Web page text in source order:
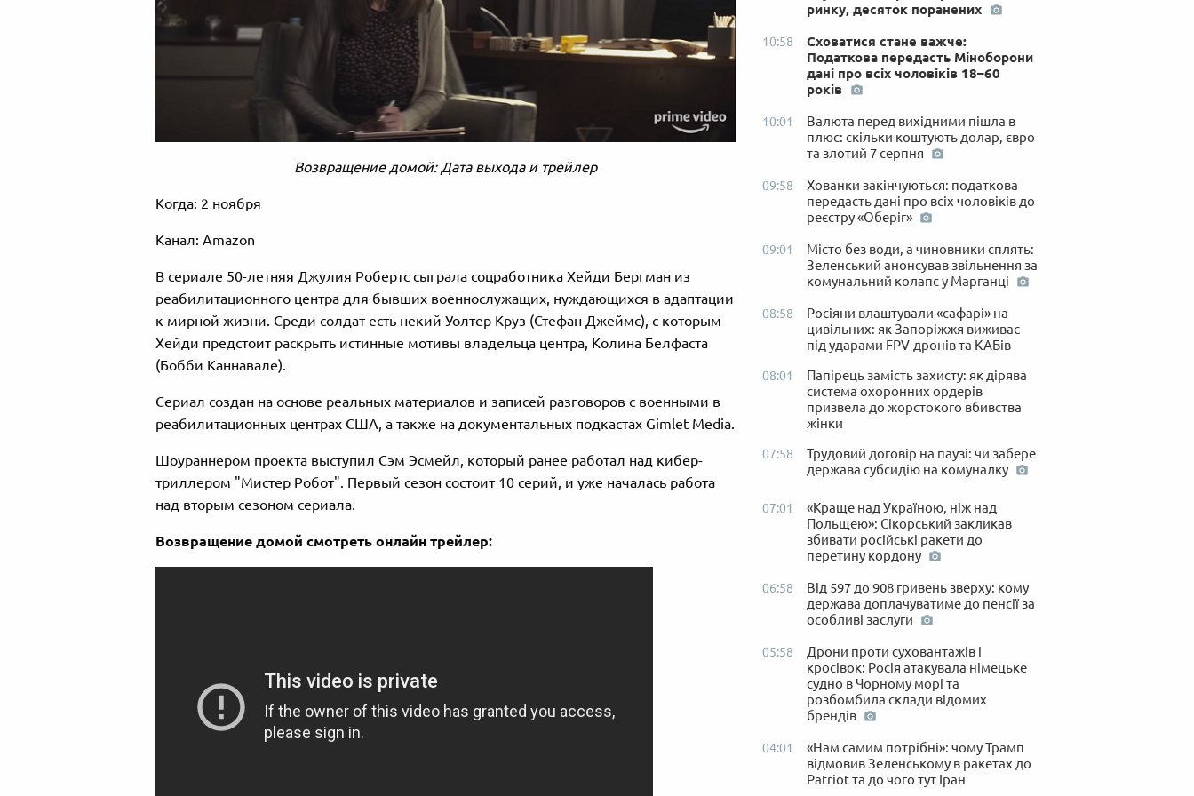
Возвращение домой: Дата выхода и трейлер
Когда: 2 ноября
Канал: Amazon
В сериале 50-летняя Джулия Робертс сыграла соцработника Хейди Бергман из
реабилитационного центра для бывших военнослужащих, нуждающихся в адаптации
к мирной жизни. Среди солдат есть некий Уолтер Круз (Стефан Джеймс), с которым
Хейди предстоит раскрыть истинные мотивы владельца центра, Колина Белфаста
(Бобби Каннавале).
Сериал создан на основе реальных материалов и записей разговоров с военными в
реабилитационных центрах США, а также на документальных подкастах Gimlet Media.
Шоураннером проекта выступил Сэм Эсмейл, который ранее работал над кибер-
триллером "Мистер Робот". Первый сезон состоит 10 серий, и уже началась работа
над вторым сезоном сериала.
Возвращение домой смотреть онлайн трейлер:
ринку, десяток поранених
10:58
Сховатися стане важче:
Податкова передасть Міноборони
дані про всіх чоловіків 18–60
років
10:01
Валюта перед вихідними пішла в
плюс: скільки коштують долар, євро
та злотий 7 серпня
09:58
Хованки закінчуються: податкова
передасть дані про всіх чоловіків до
реєстру «Оберіг»
09:01
Місто без води, а чиновники сплять:
Зеленський анонсував звільнення за
комунальний колапс у Марганці
08:58
Росіяни влаштували «сафарі» на
цивільних: як Запоріжжя виживає
під ударами FPV-дронів та КАБів
08:01
Папірець замість захисту: як дірява
система охоронних ордерів
призвела до жорстокого вбивства
жінки
07:58
Трудовий договір на паузі: чи забере
держава субсидію на комуналку
07:01
«Краще над Україною, ніж над
Польщею»: Сікорський закликав
збивати російські ракети до
перетину кордону
06:58
Від 597 до 908 гривень зверху: кому
держава доплачуватиме до пенсії за
особливі заслуги
05:58
Дрони проти суховантажів і
кросівок: Росія атакувала німецьке
судно в Чорному морі та
розбомбила склади відомих
брендів
04:01
«Нам самим потрібні»: чому Трамп
відмовив Зеленському в ракетах до
Patriot та до чого тут Іран